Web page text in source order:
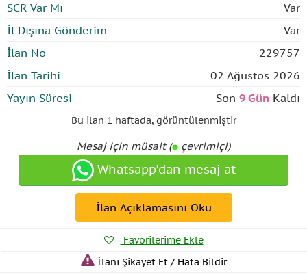
SCR Var Mı
Var
İl Dışına Gönderim
Var
İlan No
229757
İlan Tarihi
02 Ağustos 2026
Yayın Süresi
Son 9 Gün Kaldı
Bu ilan 1 haftada, görüntülenmiştir
Mesaj için müsait ( çevrimiçi)
Whatsapp'dan mesaj at
İlan Açıklamasını Oku
Favorilerime Ekle
İlanı Şikayet Et / Hata Bildir